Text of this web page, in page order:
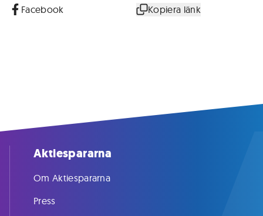
Facebook Kopiera länk
Aktiespararna
Om Aktiespararna
Press